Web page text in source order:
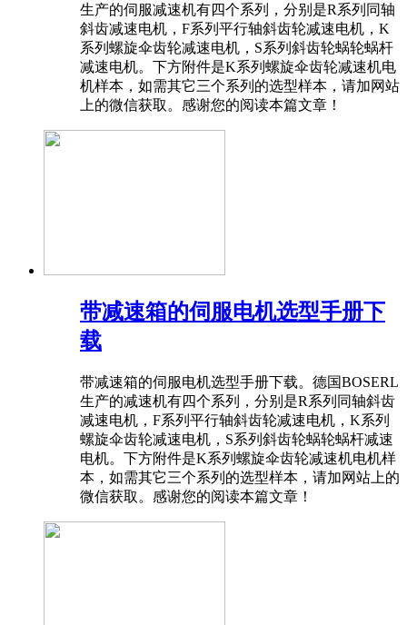
生产的伺服减速机有四个系列，分别是R系列同轴
斜齿减速电机，F系列平行轴斜齿轮减速电机，K
系列螺旋伞齿轮减速电机，S系列斜齿轮蜗轮蜗杆
减速电机。下方附件是K系列螺旋伞齿轮减速机电
机样本，如需其它三个系列的选型样本，请加网站
上的微信获取。感谢您的阅读本篇文章！
带减速箱的伺服电机选型手册下
载
带减速箱的伺服电机选型手册下载。德国BOSERL
生产的减速机有四个系列，分别是R系列同轴斜齿
减速电机，F系列平行轴斜齿轮减速电机，K系列
螺旋伞齿轮减速电机，S系列斜齿轮蜗轮蜗杆减速
电机。下方附件是K系列螺旋伞齿轮减速机电机样
本，如需其它三个系列的选型样本，请加网站上的
微信获取。感谢您的阅读本篇文章！